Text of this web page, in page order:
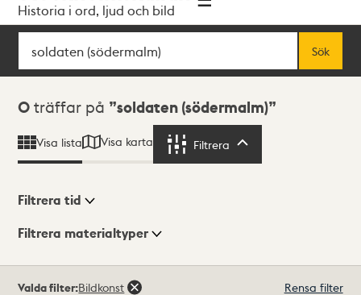
navigationen
huvudinnehållet
Historia i ord, ljud och bild
Sök
Sök
Sökresultat
0 träffar på soldaten (södermalm)
Visa lista Visa karta Filtrera
Visningsläge
Filtrera tid
Filtrera materialtyper
Valda filter:Bildkonst Rensa filter